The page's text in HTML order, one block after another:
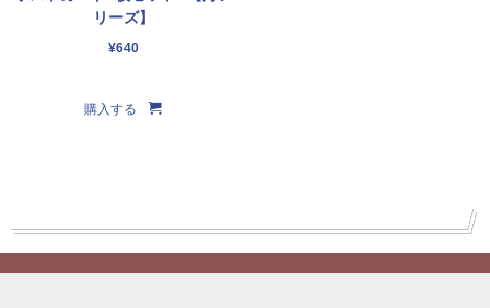
リーズ】
¥640
購入する